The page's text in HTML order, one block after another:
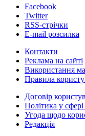
Facebook
Twitter
RSS-стрічки
E-mail розсилка
Контакти
Реклама на сайті
Використання
Правила
Договір
Політика у
Угода щодо
Редакція